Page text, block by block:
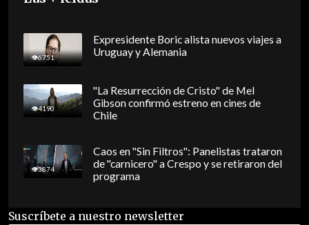
6751
Expresidente Boric alista nuevos viajes a
Uruguay y Alemania
4190
"La Resurrección de Cristo" de Mel
Gibson confirmó estreno en cines de
Chile
3874
Caos en "Sin Filtros": Panelistas trataron
de "carnicero" a Crespo y se retiraron del
programa
Suscríbete a nuestro newsletter